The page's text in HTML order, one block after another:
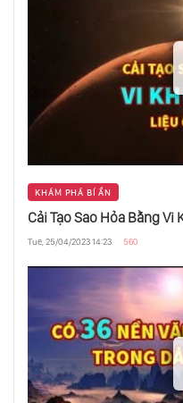
Hành
- Phần
Thiên
Chúng
Tại Sao
KHÁM PHÁ BÍ ẨN
Cải Tạo Sao Hỏa Bằng Vi
Tue, 25/04/2023 14:23 560